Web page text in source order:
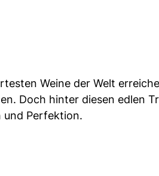
Weine der Welt
Doch hinter diesen edlen
und Perfektion.